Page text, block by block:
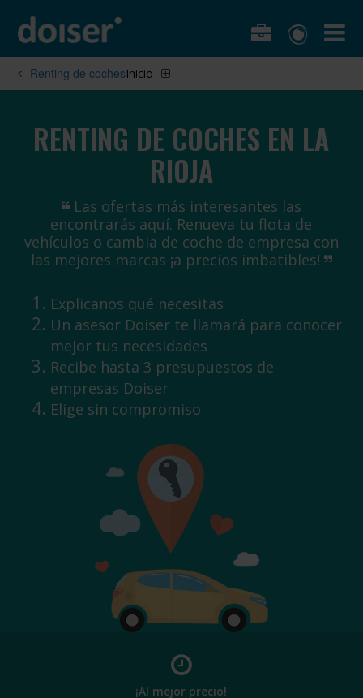
Renting de cochesInicio
RENTING DE COCHES EN LA
RIOJA
Las ofertas más interesantes las
encontrarás aquí. Renueva tu flota de
vehículos o cambia de coche de empresa con
las mejores marcas ¡a precios imbatibles!
Explicanos qué necesitas
Un asesor Doiser te llamará para conocer
mejor tus necesidades
Recibe hasta 3 presupuestos de
empresas Doiser
Elige sin compromiso
¡Al mejor precio!